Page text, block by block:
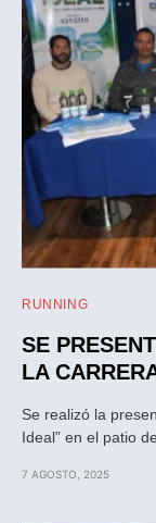
RUNNING
SE
LA
Se realizó la
Ideal” en el patio
7 AGOSTO, 2025